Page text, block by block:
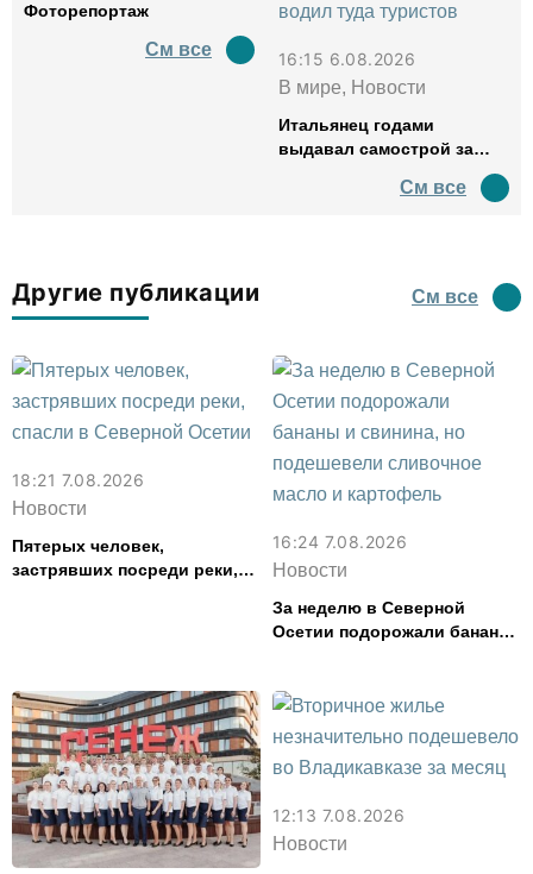
Фоторепортаж
См все
16:15 6.08.2026
В мире, Новости
Итальянец годами
выдавал самострой за
водил туда туристов
См все
Другие публикации См все
18:21 7.08.2026
Новости
Пятерых человек,
застрявших посреди реки,
16:24 7.08.2026
Новости
За неделю в Северной
Осетии подорожали бананы
картофель
12:13 7.08.2026
Новости